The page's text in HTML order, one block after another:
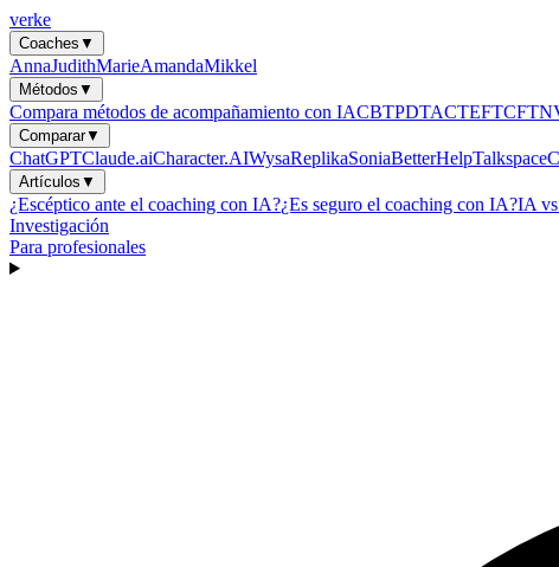
verke
Coaches ▼
AnnaJudithMarieAmandaMikkel
Métodos ▼
Compara métodos de acompañamiento con IACBTPDTACTEFTCFT
Comparar▼
ChatGPTClaude.aiCharacter.AIWysaReplikaSoniaBetterHelpTalkspace
Artículos ▼
¿Escéptico ante el coaching con IA?¿Es seguro el coaching con IA?IA
Investigación
Para profesionales